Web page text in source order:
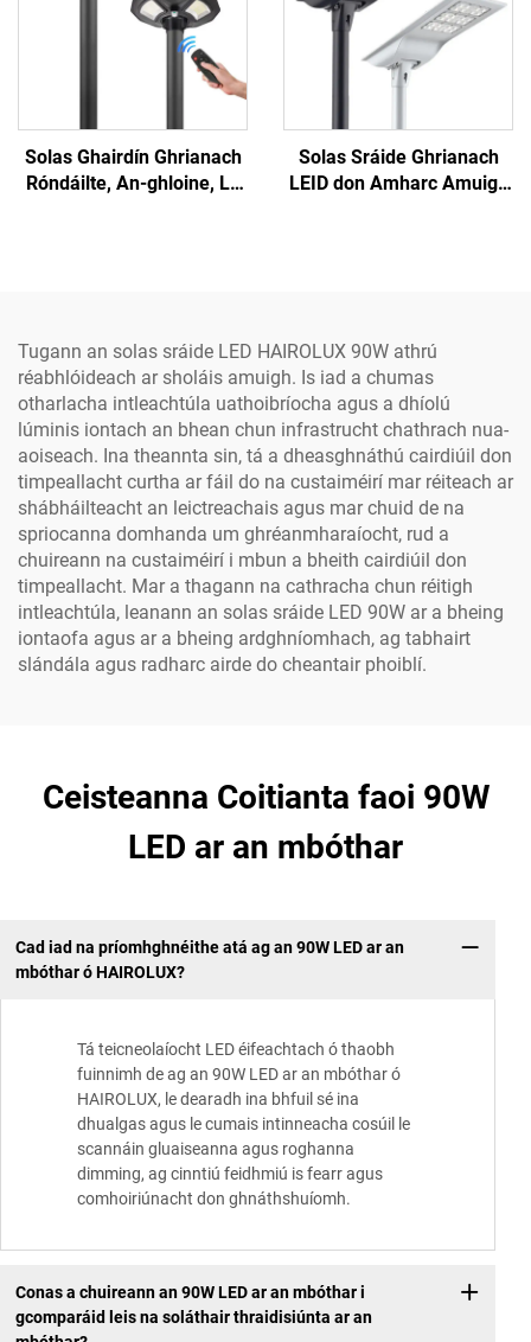
Solas Ghairdín Ghrianach
Róndáilte, An-ghloine, Le
Solas Sráide Ghrianach
LEID don Amharc Amuigh
Tugann an solas sráide LED HAIROLUX 90W athrú
réabhlóideach ar sholáis amuigh. Is iad a chumas
otharlacha intleachtúla uathoibríocha agus a dhíolú
lúminis iontach an bhean chun infrastrucht chathrach nua-
aoiseach. Ina theannta sin, tá a dheasghnáthú cairdiúil don
timpeallacht curtha ar fáil do na custaiméirí mar réiteach ar
shábháilteacht an leictreachais agus mar chuid de na
spriocanna domhanda um ghréanmharaíocht, rud a
chuireann na custaiméirí i mbun a bheith cairdiúil don
timpeallacht. Mar a thagann na cathracha chun réitigh
intleachtúla, leanann an solas sráide LED 90W ar a bheing
iontaofa agus ar a bheing ardghníomhach, ag tabhairt
slándála agus radharc airde do cheantair phoiblí.
Ceisteanna Coitianta faoi 90W
LED ar an mbóthar
Cad iad na príomhghnéithe atá ag an 90W LED ar an
mbóthar ó HAIROLUX?
Tá teicneolaíocht LED éifeachtach ó thaobh
fuinnimh de ag an 90W LED ar an mbóthar ó
HAIROLUX, le dearadh ina bhfuil sé ina
dhualgas agus le cumais intinneacha cosúil le
scannáin gluaiseanna agus roghanna
dimming, ag cinntiú feidhmiú is fearr agus
comhoiriúnacht don ghnáthshuíomh.
Conas a chuireann an 90W LED ar an mbóthar i
gcomparáid leis na soláthair thraidisiúnta ar an